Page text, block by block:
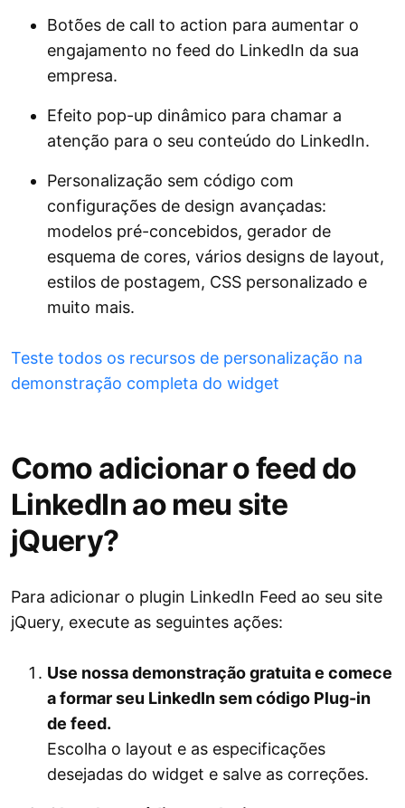
Botões de call to action para aumentar o
engajamento no feed do LinkedIn da sua
empresa.
Efeito pop-up dinâmico para chamar a
atenção para o seu conteúdo do LinkedIn.
Personalização sem código com
configurações de design avançadas:
modelos pré-concebidos, gerador de
esquema de cores, vários designs de layout,
estilos de postagem, CSS personalizado e
muito mais.
Teste todos os recursos de personalização na
demonstração completa do widget
Como adicionar o feed do
LinkedIn ao meu site
jQuery?
Para adicionar o plugin LinkedIn Feed ao seu site
jQuery, execute as seguintes ações:
Use nossa demonstração gratuita e comece
a formar seu LinkedIn sem código Plug-in
de feed.
Escolha o layout e as especificações
desejadas do widget e salve as correções.